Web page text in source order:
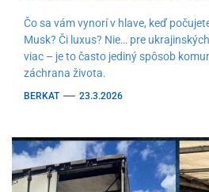
Čo sa vám vynorí v hlave, keď
Musk? Či luxus? Nie… pre
viac – je to často jediný spôsob
záchrana života.
BERKAT 23.3.2026